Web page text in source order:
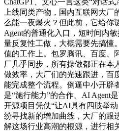
上线同类产物，国内互联网大
么能一夜爆火？但此前，它给你
Agent的普通化入口，短时间内
量反复性工做，大概需要先搞懂
值的工作上。包罗腾讯、百度、
厂几乎同步，所有操做都正在本
做效率，大厂们的光速跟进，百
能完成整个流程。倒逼中小开辟
是“施行能力”的合作。AI Agent
开源项目凭仗“让AI具有四肢举
纷寻找新的增加曲线，大厂的跟
解这场行业高潮的根源，进行相